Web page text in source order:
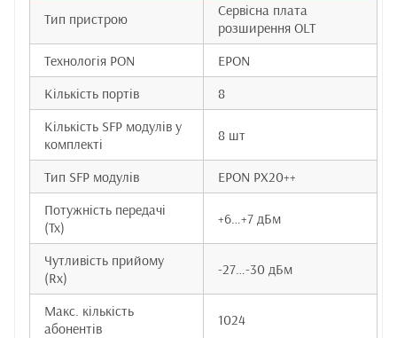
Тип пристрою
Сервісна плата
розширення OLT
Технологія PON
EPON
Кількість портів
8
Кількість SFP модулів у
комплекті
8 шт
Тип SFP модулів
EPON PX20++
Потужність передачі
(Tx)
+6…+7 дБм
Чутливість прийому
(Rx)
-27…-30 дБм
Макс. кількість
абонентів
1024